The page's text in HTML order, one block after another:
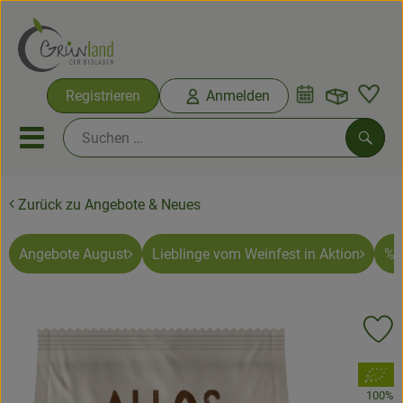
Registrieren Anmelden
Mobiles Menu öffnen oder
Ökokisten
Bio-Kochkisten
Obst & Gemüse
Zurück zu Angebote & Neues
Angebote August Lieblinge vom Weinfest in Aktion %
, Verband:
100%